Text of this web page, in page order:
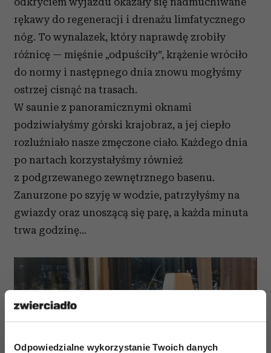
Odpowiedzialne wykorzystanie Twoich danych
rękawy do regeneracji i drenażu limfatycznego
nóg. To wynalazek, który naprawdę zrobiły
różnicę — mięśnie „odpuściły”, krążenie wróciło
do normy i następnego dnia znowu mogłyśmy
ostrzej cisnąć na trasach.
W saunie z panoramicznymi oknami
podziwiałyśmy górski krajobraz, a jej ciepło
rozluźniało nasze zmęczone ciało. Każdego dnia
po nartach korzystałyśmy również
z podgrzewanego zewnętrznego basenu.
Zanurzone po szyję w wodzie, patrzyłyśmy na
gwiazdy oraz unoszącą się parę, a każda minuta
trwa godzinę...